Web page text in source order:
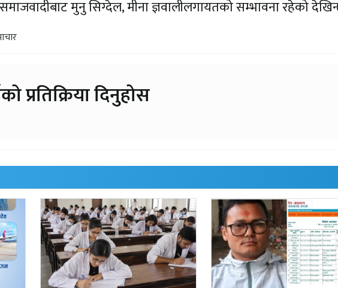
मुनु सिग्देल, मीना ज्ञवालीलगायतको सम्भावना रहेको
प्रतिक्रिया दिनुहोस